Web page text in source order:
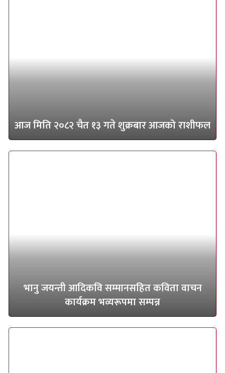
आज मिति २०८२ चैत १३ गते शुक्रबार आजको राशीफल
भानु जयन्ती आदिकवि सम्मानसहित कविता वाचन
कार्यक्रम भव्यरूपमा सम्पन्न